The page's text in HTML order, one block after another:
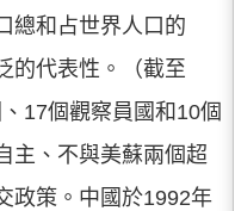
總和占世界人口的
的代表性。（截至
17個觀察員國和10個
主、不與美蘇兩個超
政策。中國於1992年